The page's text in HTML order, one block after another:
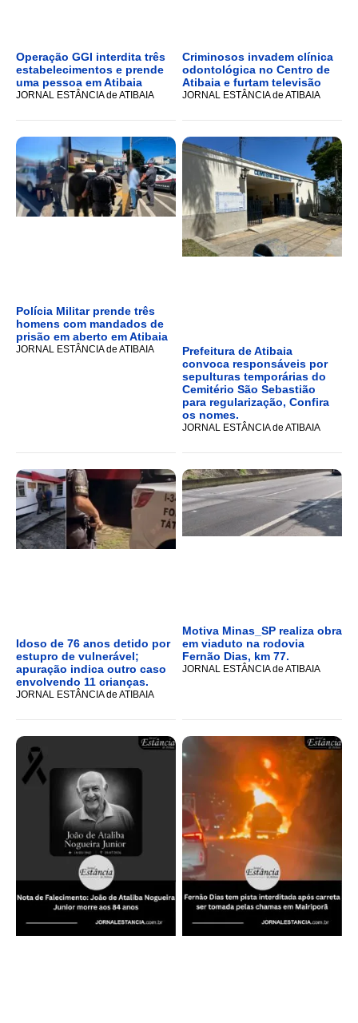
Operação GGI interdita três
estabelecimentos e prende
uma pessoa em Atibaia
JORNAL ESTÂNCIA de ATIBAIA
Criminosos invadem clínica
odontológica no Centro de
Atibaia e furtam televisão
JORNAL ESTÂNCIA de ATIBAIA
Polícia Militar prende três
homens com mandados de
prisão em aberto em Atibaia
JORNAL ESTÂNCIA de ATIBAIA
Prefeitura de Atibaia
convoca responsáveis por
sepulturas temporárias do
Cemitério São Sebastião
para regularização, Confira
os nomes.
JORNAL ESTÂNCIA de ATIBAIA
Idoso de 76 anos detido por
estupro de vulnerável;
apuração indica outro caso
envolvendo 11 crianças.
JORNAL ESTÂNCIA de ATIBAIA
Motiva Minas_SP realiza obra
em viaduto na rodovia
Fernão Dias, km 77.
JORNAL ESTÂNCIA de ATIBAIA